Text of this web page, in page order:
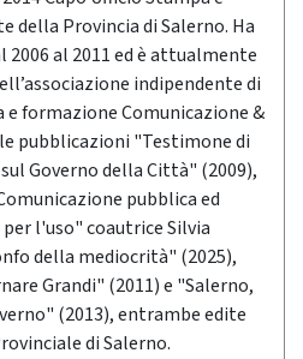
della Provincia di Salerno. Ha
al 2011 ed è attualmente
indipendente di
formazione Comunicazione &
pubblicazioni "Testimone di
Governo della Città" (2009),
pubblica ed
l'uso" coautrice Silvia
della mediocrità" (2025),
Grandi" (2011) e "Salerno,
(2013), entrambe edite
di Salerno.